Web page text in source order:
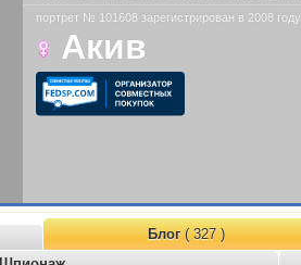
портрет № 101608 зарегистрирован в 2008 году
Акив
Блог( 327 )